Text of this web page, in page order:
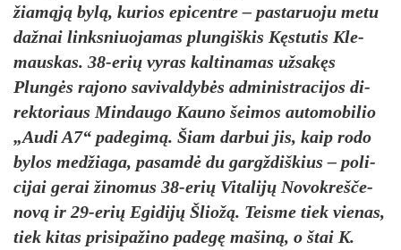
žiamąją bylą, ku­rios epi­cent­re – pa­sta­ruo­ju me­tu
daž­nai links­niuo­ja­mas plun­giš­kis Kęstu­tis Kle­
maus­kas. 38-erių vy­ras kal­ti­na­mas už­sakęs
Plungės ra­jo­no sa­vi­val­dybės ad­mi­nist­ra­ci­jos di­
rek­to­riaus Min­dau­go Kau­no šei­mos au­to­mo­bi­lio
„Au­di A7“ pa­de­gimą. Šiam dar­bui jis, kaip ro­do
by­los med­žia­ga, pa­samdė du gargž­diš­kius – po­li­
ci­jai ge­rai ži­no­mus 38-erių Vi­ta­lijų No­vok­reš­če­
novą ir 29-erių Egi­dijų Šliožą. Teis­me tiek vie­nas,
tiek ki­tas pri­si­pa­ži­no pa­degę ma­šiną, o štai K.